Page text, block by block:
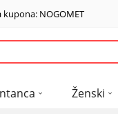
NOGOMET
Ženski